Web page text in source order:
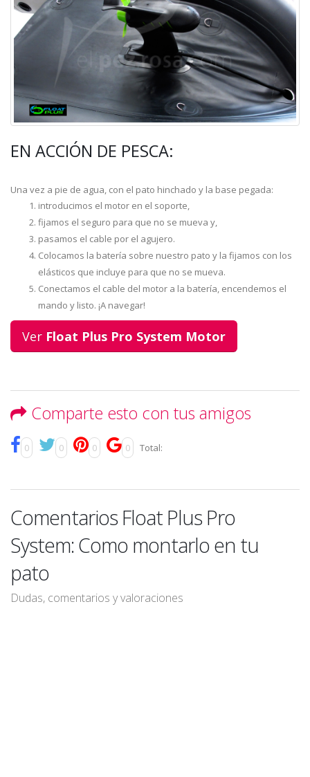
EN ACCIÓN DE PESCA:
Una vez a pie de agua, con el pato hinchado y la base pegada:
introducimos el motor en el soporte,
fijamos el seguro para que no se mueva y,
pasamos el cable por el agujero.
Colocamos la batería sobre nuestro pato y la fijamos con los
elásticos que incluye para que no se mueva.
Conectamos el cable del motor a la batería, encendemos el
mando y listo. ¡A navegar!
Ver Float Plus Pro System Motor
Comparte esto con tus amigos
0 0 0 0 Total:
Comentarios Float Plus Pro
System: Como montarlo en tu
pato
Dudas, comentarios y valoraciones